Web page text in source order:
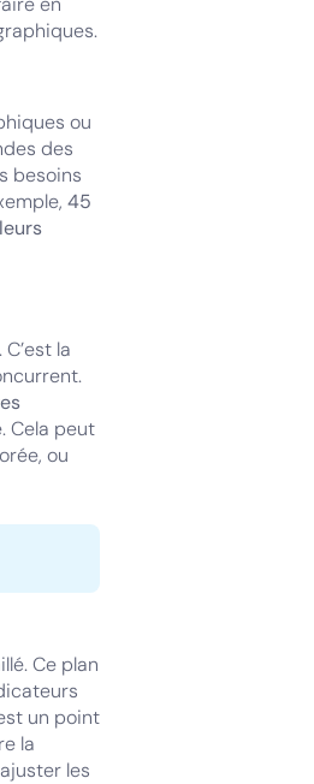
ou
des
besoins
45
la
Cela peut
ou
Ce plan
un point
la
les